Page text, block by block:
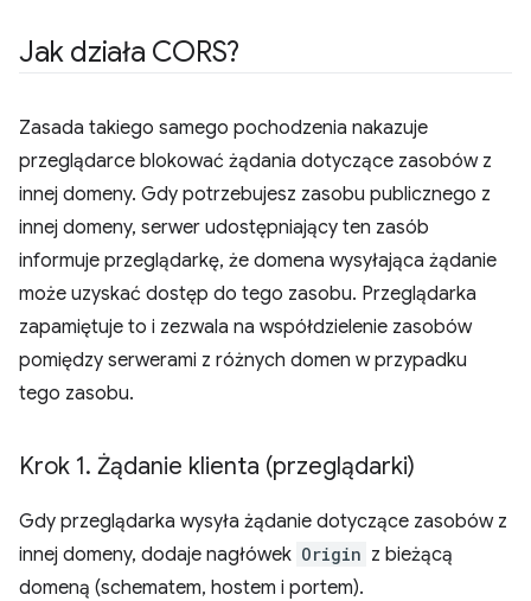
Jak działa CORS?
Zasada takiego samego pochodzenia nakazuje
przeglądarce blokować żądania dotyczące zasobów z
innej domeny. Gdy potrzebujesz zasobu publicznego z
innej domeny, serwer udostępniający ten zasób
informuje przeglądarkę, że domena wysyłająca żądanie
może uzyskać dostęp do tego zasobu. Przeglądarka
zapamiętuje to i zezwala na współdzielenie zasobów
pomiędzy serwerami z różnych domen w przypadku
tego zasobu.
Krok 1. Żądanie klienta (przeglądarki)
Gdy przeglądarka wysyła żądanie dotyczące zasobów z
innej domeny, dodaje nagłówek Origin z bieżącą
domeną (schematem, hostem i portem).